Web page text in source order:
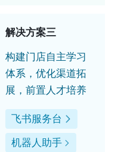
解决方案三
构建门店自主学习
体系，优化渠道拓
展，前置人才培养
飞书服务台
机器人助手